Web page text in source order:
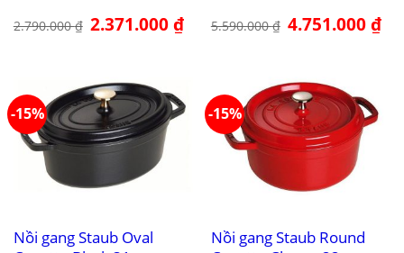
2.790.000₫ Giá
gốc
2.371.000₫Giá
hiện 5.590.000₫ Giá
gốc
4.751.000₫Giá
-15%
Nồi gang Staub Oval
-15%
Nồi gang Staub Round